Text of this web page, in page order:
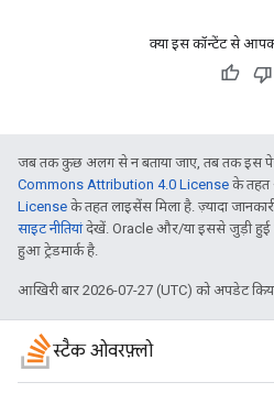
क्या इस कॉन्टेंट से
जब तक कुछ अलग से न बताया जाए, तब तक इस पेज
Commons Attribution 4.0 License के तहत
License के तहत लाइसेंस मिला है. ज़्यादा
साइट नीतियांदेखें. Oracle और/या इससे जुड़ी हुई
हुआ ट्रेडमार्क है.
आखिरी बार 2026-07-27 (UTC) को अपडेट
स्टैक ओवरफ़्लो